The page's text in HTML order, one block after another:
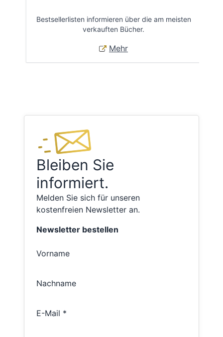
Bestsellerlisten informieren über die am meisten
verkauften Bücher.
Mehr
Bleiben Sie
informiert.
Melden Sie sich für unseren
kostenfreien Newsletter an.